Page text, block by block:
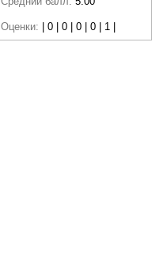
Оценки: | 0 | 0 | 0 | 0 | 1 |